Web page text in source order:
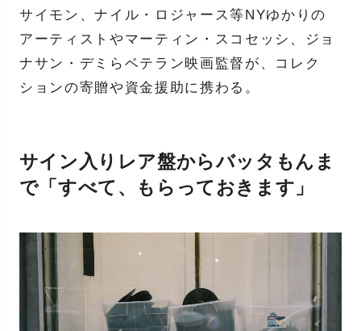
サイモン、ナイル・ロジャース等NYゆかりの
アーティストやマーティン・スコセッシ、ジョ
ナサン・デミらベテラン映画監督が、コレク
ションの寄贈や資金援助に携わる。
サイン入りレア盤からバッタもんま
で「すべて、もらっておきます」